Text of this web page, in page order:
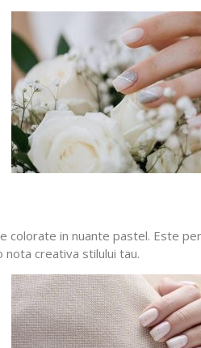
colorate in nuante pastel. Este
nota creativa stilului tau.